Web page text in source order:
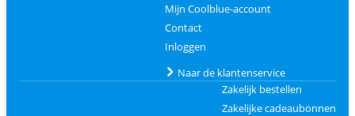
Mijn Coolblue-account
Contact
Inloggen
Naar de klantenservice
Zakelijk bestellen
Zakelijke cadeaubonnen